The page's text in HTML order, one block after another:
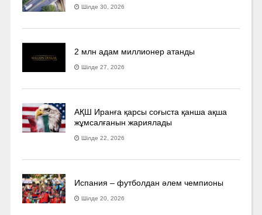
Шілде 30, 2026
2 млн адам миллионер атанды
Шілде 27, 2026
АҚШ Иранға қарсы соғыста қанша ақша
жұмсалғанын жариялады
Шілде 22, 2026
Испания – футболдан әлем чемпионы
Шілде 20, 2026